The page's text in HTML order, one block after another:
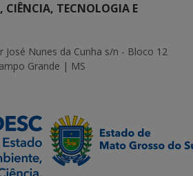
CIÊNCIA, TECNOLOGIA E
José Nunes da Cunha s/n - Bloco 12
Grande | MS